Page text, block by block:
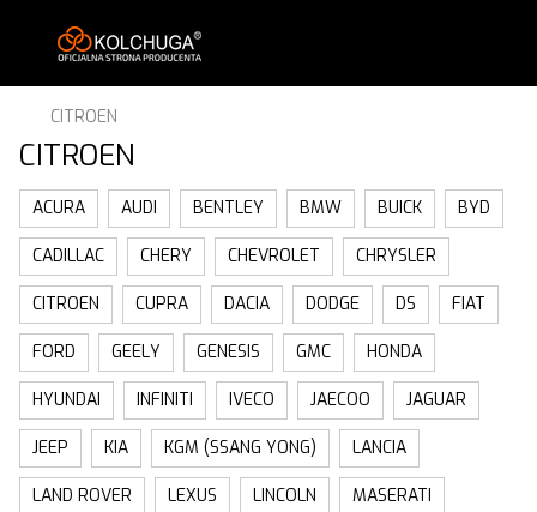
CITROEN
CITROEN
ACURA AUDI BENTLEY BMW BUICK BYD
CADILLAC CHERY CHEVROLET CHRYSLER
CITROEN CUPRA DACIA DODGE DS FIAT
FORD GEELY GENESIS GMC HONDA
HYUNDAI INFINITI IVECO JAECOO JAGUAR
JEEP KIA KGM (SSANG YONG) LANCIA
LAND ROVER LEXUS LINCOLN MASERATI